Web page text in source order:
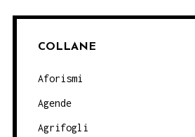
COLLANE
Aforismi
Agende
Agrifogli